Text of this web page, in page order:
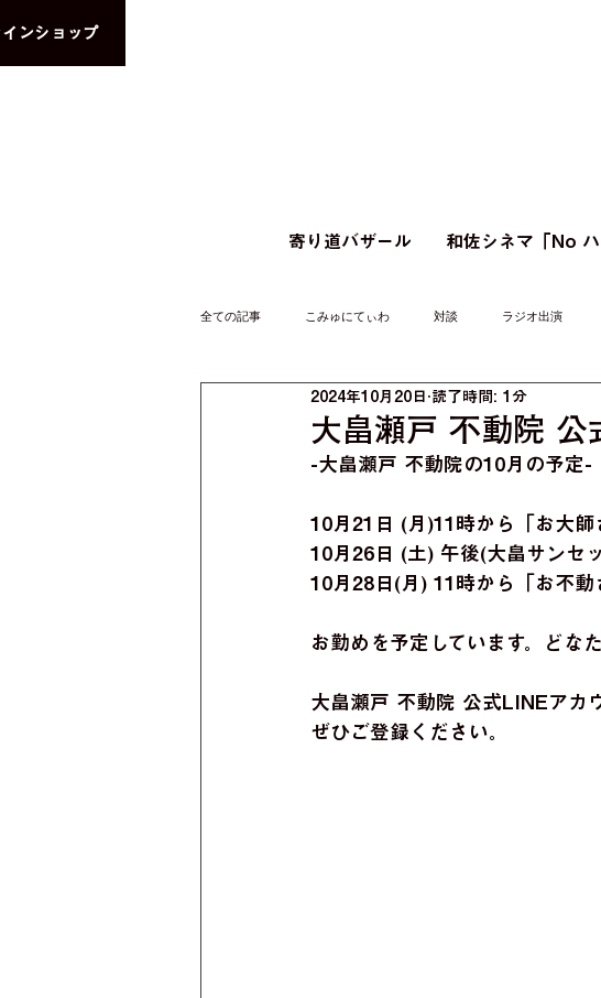
ンショップ
寄り道バザール 和佐シネマ「No
全ての記事 こみゅにてぃわ 対談 ラジオ出演
大畠瀬戸 不動院 公
2024年10月20日 読了時間: 1分
-大畠瀬戸 不動院の10月の予定-
10月21日 (月)11時から「お大師
10月26日 (土) 午後(大畠サンセ
10月28日(月) 11時から「お不動
お勤めを予定しています。どな
大畠瀬戸 不動院 公式LINEアカ
ぜひご登録ください。